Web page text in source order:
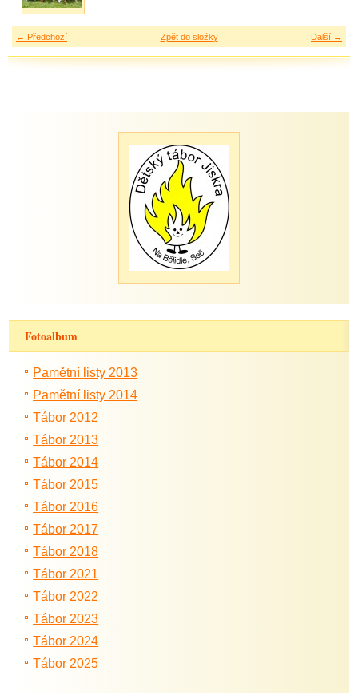
← Předchozí Další →
Zpět do složky
Fotoalbum
Pamětní listy 2013
Pamětní listy 2014
Tábor 2012
Tábor 2013
Tábor 2014
Tábor 2015
Tábor 2016
Tábor 2017
Tábor 2018
Tábor 2021
Tábor 2022
Tábor 2023
Tábor 2024
Tábor 2025